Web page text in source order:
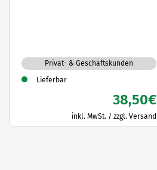
Privat- & Geschäftskunden
Lieferbar
38,50€
inkl. MwSt. / zzgl. Versand